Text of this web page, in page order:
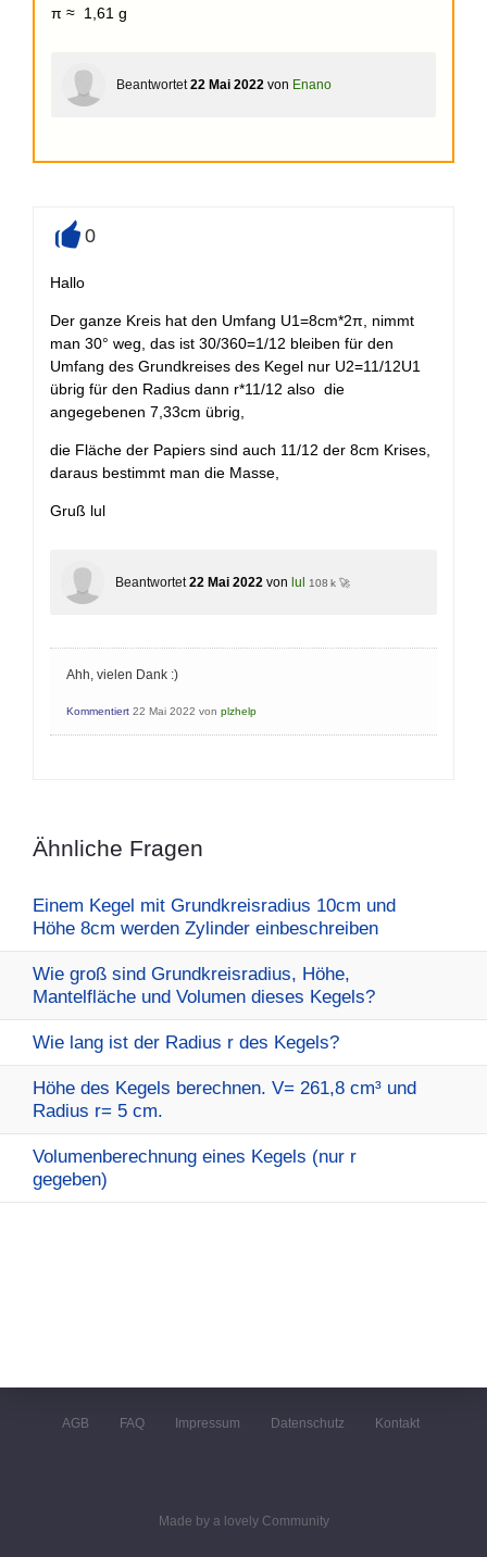
π ≈ 1,61 g
Beantwortet 22 Mai 2022 von Enano
0
Hallo
Der ganze Kreis hat den Umfang U1=8cm*2π, nimmt
man 30° weg, das ist 30/360=1/12 bleiben für den
Umfang des Grundkreises des Kegel nur U2=11/12U1
übrig für den Radius dann r*11/12 also die
angegebenen 7,33cm übrig,
die Fläche der Papiers sind auch 11/12 der 8cm Krises,
daraus bestimmt man die Masse,
Gruß lul
Beantwortet 22 Mai 2022 von lul 108 k 🚀
Ahh, vielen Dank :)
Kommentiert 22 Mai 2022 von plzhelp
Ähnliche Fragen
Einem Kegel mit Grundkreisradius 10cm und
Höhe 8cm werden Zylinder einbeschreiben
Wie groß sind Grundkreisradius, Höhe,
Mantelfläche und Volumen dieses Kegels?
Wie lang ist der Radius r des Kegels?
Höhe des Kegels berechnen. V= 261,8 cm³ und
Radius r= 5 cm.
Volumenberechnung eines Kegels (nur r
gegeben)
AGB FAQ Impressum Datenschutz Kontakt
Made by a lovely Community